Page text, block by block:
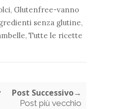
, Glutenfree-vanno
senza glutine,
, Tutte le ricette
Post Successivo→
Post più vecchio